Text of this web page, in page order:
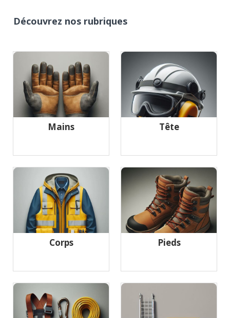
Découvrez nos rubriques
Mains Tête
Corps Pieds